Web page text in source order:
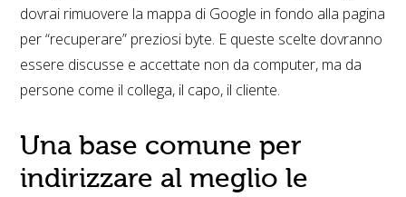
dovrai rimuovere la mappa di Google in fondo alla pagina
per “recuperare” preziosi byte. E queste scelte dovranno
essere discusse e accettate non da computer, ma da
persone come il collega, il capo, il cliente.
Una base comune per
indirizzare al meglio le